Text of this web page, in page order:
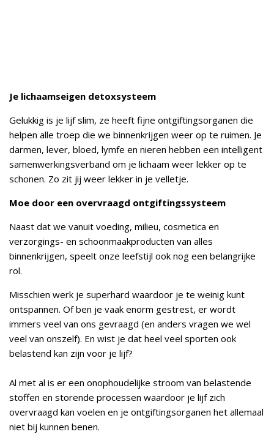
Je lichaamseigen detoxsysteem
Gelukkig is je lijf slim, ze heeft fijne ontgiftingsorganen die
helpen alle troep die we binnenkrijgen weer op te ruimen. Je
darmen, lever, bloed, lymfe en nieren hebben een intelligent
samenwerkingsverband om je lichaam weer lekker op te
schonen. Zo zit jij weer lekker in je velletje.
Moe door een overvraagd ontgiftingssysteem
Naast dat we vanuit voeding, milieu, cosmetica en
verzorgings- en schoonmaakproducten van alles
binnenkrijgen, speelt onze leefstijl ook nog een belangrijke
rol.
Misschien werk je superhard waardoor je te weinig kunt
ontspannen. Of ben je vaak enorm gestrest, er wordt
immers veel van ons gevraagd (en anders vragen we wel
veel van onszelf). En wist je dat heel veel sporten ook
belastend kan zijn voor je lijf?
Al met al is er een onophoudelijke stroom van belastende
stoffen en storende processen waardoor je lijf zich
overvraagd kan voelen en je ontgiftingsorganen het allemaal
niet bij kunnen benen.